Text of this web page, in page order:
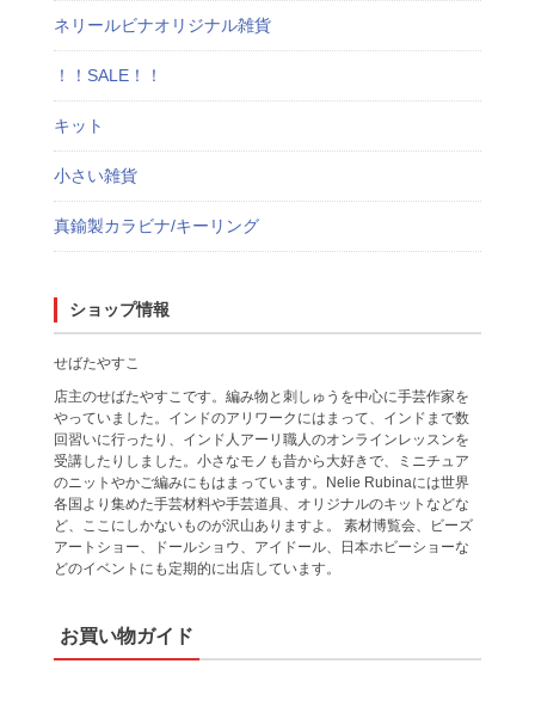
ネリールビナオリジナル雑貨
！！SALE！！
キット
小さい雑貨
真鍮製カラビナ/キーリング
ショップ情報
せばたやすこ
店主のせばたやすこです。編み物と刺しゅうを中心に手芸作家を
やっていました。インドのアリワークにはまって、インドまで数
回習いに行ったり、インド人アーリ職人のオンラインレッスンを
受講したりしました。小さなモノも昔から大好きで、ミニチュア
のニットやかご編みにもはまっています。Nelie Rubinaには世界
各国より集めた手芸材料や手芸道具、オリジナルのキットなどな
ど、ここにしかないものが沢山ありますよ。 素材博覧会、ビーズ
アートショー、ドールショウ、アイドール、日本ホビーショーな
どのイベントにも定期的に出店しています。
お買い物ガイド